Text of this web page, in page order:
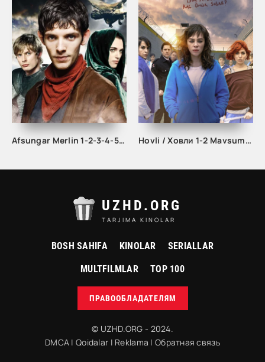
Afsungar Merlin 1-2-3-4-5-10-20-30-40-50-60-70-80-90-100 qism seriali Uzbek tilida Hovli / Ховли 1-2 Mavsum fasil Turk seriali
UZHD.ORG
TARJIMA KINOLAR
BOSH SAHIFA KINOLAR SERIALLAR
MULTFILMLAR TOP 100
ПРАВООБЛАДАТЕЛЯМ
© UZHD.ORG - 2024.
DMCA |Qoidalar | Reklama | Обратная связь